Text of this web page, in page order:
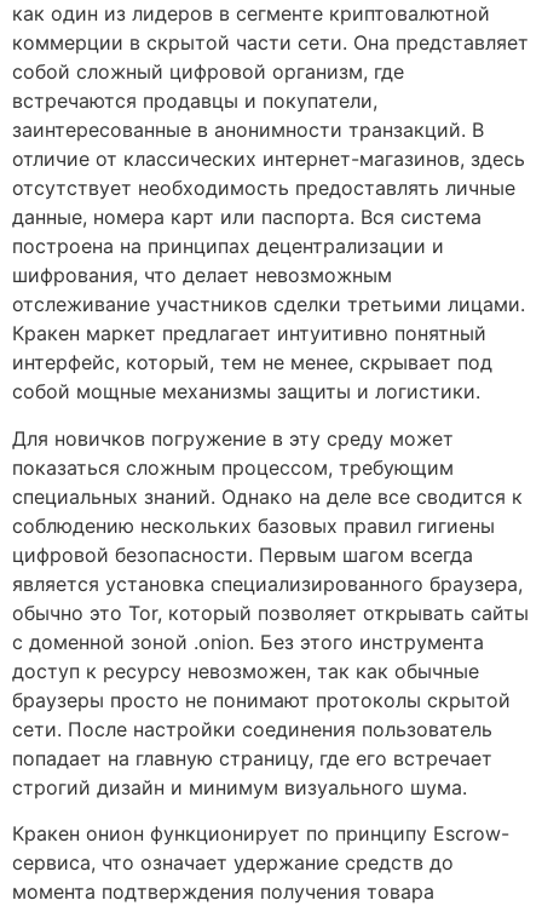
как один из лидеров в сегменте криптовалютной
коммерции в скрытой части сети. Она представляет
собой сложный цифровой организм, где
встречаются продавцы и покупатели,
заинтересованные в анонимности транзакций. В
отличие от классических интернет-магазинов, здесь
отсутствует необходимость предоставлять личные
данные, номера карт или паспорта. Вся система
построена на принципах децентрализации и
шифрования, что делает невозможным
отслеживание участников сделки третьими лицами.
Кракен маркет предлагает интуитивно понятный
интерфейс, который, тем не менее, скрывает под
собой мощные механизмы защиты и логистики.
Для новичков погружение в эту среду может
показаться сложным процессом, требующим
специальных знаний. Однако на деле все сводится к
соблюдению нескольких базовых правил гигиены
цифровой безопасности. Первым шагом всегда
является установка специализированного браузера,
обычно это Tor, который позволяет открывать сайты
с доменной зоной .onion. Без этого инструмента
доступ к ресурсу невозможен, так как обычные
браузеры просто не понимают протоколы скрытой
сети. После настройки соединения пользователь
попадает на главную страницу, где его встречает
строгий дизайн и минимум визуального шума.
Кракен онион функционирует по принципу Escrow-
сервиса, что означает удержание средств до
момента подтверждения получения товара